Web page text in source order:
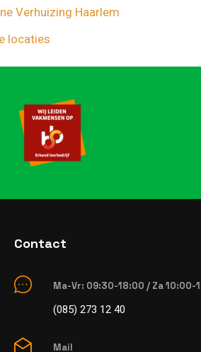
Verhuizing Haarlem
locaties
Contact
Ma-Vr: 09:30-18:00 / Za 10:00-
(085) 273 12 40
Mail